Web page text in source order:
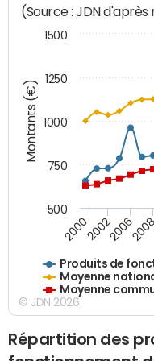
Montants (€)
(Source : JDN
Produits de
Moyenne
Moyenne
200020022006
500
750
1000
1250
1500
© JDN 2026
Répartition des